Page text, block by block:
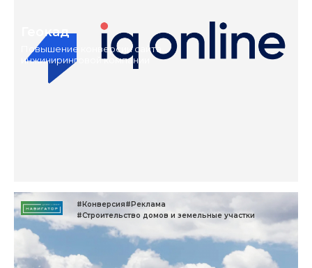
Геокад
Повышение конверсии сайта
инжиниринговой компании
#Конверсия#Реклама
#Строительство домов и земельные участки